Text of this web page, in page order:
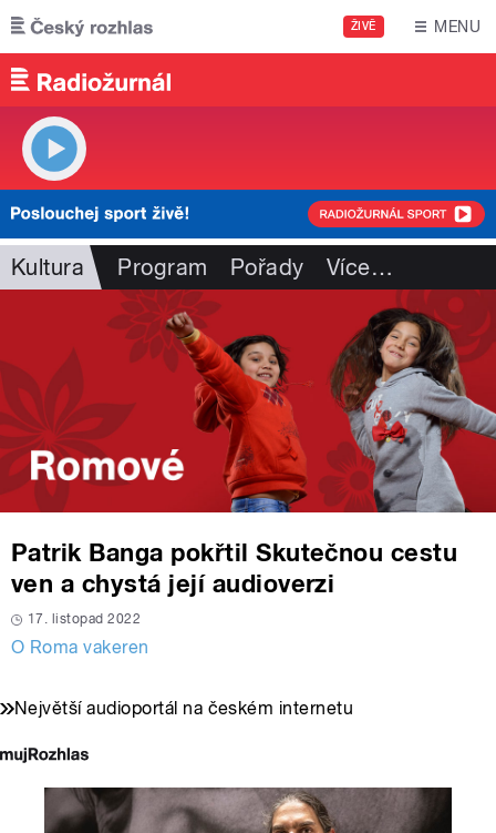
Přejít k hlavnímu obsahu
ŽIVĚ MENU
Kultura Program Pořady Více…
Patrik Banga pokřtil Skutečnou cestu
ven a chystá její audioverzi
17. listopad 2022
O Roma vakeren
Největší audioportál na českém internetu